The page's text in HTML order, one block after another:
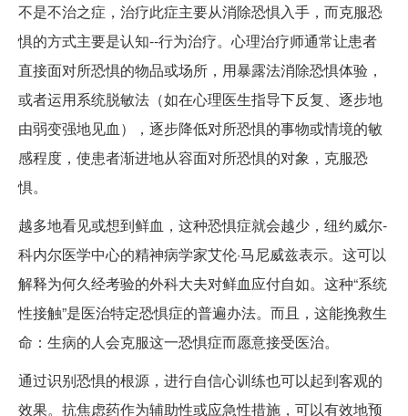
不是不治之症，治疗此症主要从消除恐惧入手，而克服恐
惧的方式主要是认知--行为治疗。心理治疗师通常让患者
直接面对所恐惧的物品或场所，用暴露法消除恐惧体验，
或者运用系统脱敏法（如在心理医生指导下反复、逐步地
由弱变强地见血），逐步降低对所恐惧的事物或情境的敏
感程度，使患者渐进地从容面对所恐惧的对象，克服恐
惧。
越多地看见或想到鲜血，这种恐惧症就会越少，纽约威尔-
科内尔医学中心的精神病学家艾伦·马尼威兹表示。这可以
解释为何久经考验的外科大夫对鲜血应付自如。这种“系统
性接触”是医治特定恐惧症的普遍办法。而且，这能挽救生
命：生病的人会克服这一恐惧症而愿意接受医治。
通过识别恐惧的根源，进行自信心训练也可以起到客观的
效果。抗焦虑药作为辅助性或应急性措施，可以有效地预